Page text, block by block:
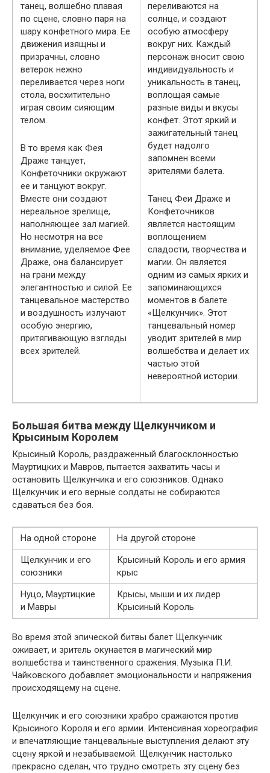
танец, волшебно плавая
по сцене, словно паря на
шару конфетного мира. Ее
движения изящны и
призрачны, словно
ветерок нежно
переливается через ноги
стола, восхитительно
играя своим сияющим
телом.
В то время как Фея
Драже танцует,
Конфеточники окружают
ее и танцуют вокруг.
Вместе они создают
нереальное зрелище,
наполняющее зал магией.
Но несмотря на все
внимание, уделяемое Фее
Драже, она балансирует
на грани между
элегантностью и силой. Ее
танцевальное мастерство
и воздушность излучают
особую энергию,
притягивающую взгляды
всех зрителей.
переливаются на
солнце, и создают
особую атмосферу
вокруг них. Каждый
персонаж вносит свою
индивидуальность и
уникальность в танец,
воплощая самые
разные виды и вкусы
конфет. Этот яркий и
зажигательный танец
будет надолго
запомнен всеми
зрителями балета.
Танец Феи Драже и
Конфеточников
является настоящим
воплощением
сладости, творчества и
магии. Он является
одним из самых ярких и
запоминающихся
моментов в балете
«Щелкунчик». Этот
танцевальный номер
уводит зрителей в мир
волшебства и делает их
частью этой
невероятной истории.
Большая битва между Щелкунчиком и
Крысиным Королем
Крысиный Король, раздраженный благосклонностью
Мауртицких и Мавров, пытается захватить часы и
остановить Щелкунчика и его союзников. Однако
Щелкунчик и его верные солдаты не собираются
сдаваться без боя.
На одной стороне
На другой стороне
Щелкунчик и его
союзники
Крысиный Король и его армия
крыс
Нуцо, Мауртицкие
и Мавры
Крысы, мыши и их лидер
Крысиный Король
Во время этой эпической битвы балет Щелкунчик
оживает, и зритель окунается в магический мир
волшебства и таинственного сражения. Музыка П.И.
Чайковского добавляет эмоциональности и напряжения
происходящему на сцене.
Щелкунчик и его союзники храбро сражаются против
Крысиного Короля и его армии. Интенсивная хореография
и впечатляющие танцевальные выступления делают эту
сцену яркой и незабываемой. Щелкунчик настолько
прекрасно сделан, что трудно смотреть эту сцену без